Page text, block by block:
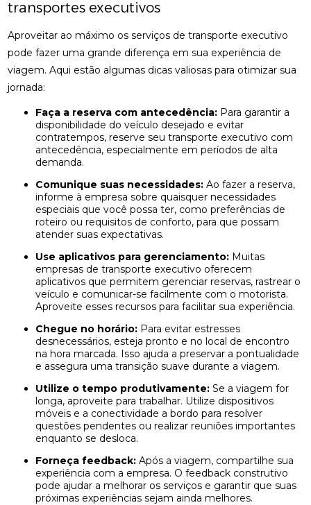
transportes executivos
Aproveitar ao máximo os serviços de transporte executivo
pode fazer uma grande diferença em sua experiência de
viagem. Aqui estão algumas dicas valiosas para otimizar sua
jornada:
Faça a reserva com antecedência: Para garantir a
disponibilidade do veículo desejado e evitar
contratempos, reserve seu transporte executivo com
antecedência, especialmente em períodos de alta
demanda.
Comunique suas necessidades: Ao fazer a reserva,
informe à empresa sobre quaisquer necessidades
especiais que você possa ter, como preferências de
roteiro ou requisitos de conforto, para que possam
atender suas expectativas.
Use aplicativos para gerenciamento: Muitas
empresas de transporte executivo oferecem
aplicativos que permitem gerenciar reservas, rastrear o
veículo e comunicar-se facilmente com o motorista.
Aproveite esses recursos para facilitar sua experiência.
Chegue no horário: Para evitar estresses
desnecessários, esteja pronto e no local de encontro
na hora marcada. Isso ajuda a preservar a pontualidade
e assegura uma transição suave durante a viagem.
Utilize o tempo produtivamente: Se a viagem for
longa, aproveite para trabalhar. Utilize dispositivos
móveis e a conectividade a bordo para resolver
questões pendentes ou realizar reuniões importantes
enquanto se desloca.
Forneça feedback: Após a viagem, compartilhe sua
experiência com a empresa. O feedback construtivo
pode ajudar a melhorar os serviços e garantir que suas
próximas experiências sejam ainda melhores.